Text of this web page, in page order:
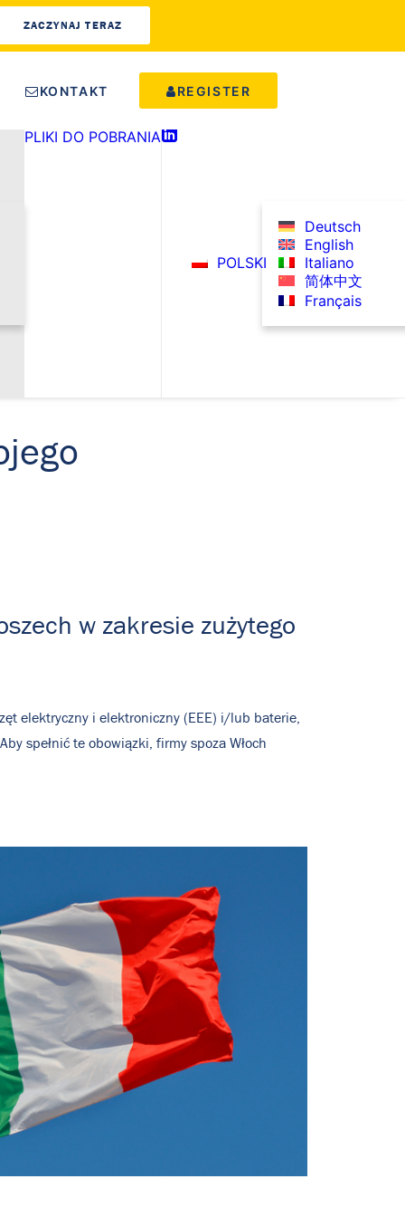
ZACZYNAJ TERAZ
KONTAKT REGISTER
PLIKI DO POBRANIA
POLSKI
Deutsch
English
Italiano
简体中文
Français
w zakresie zużytego
elektryczny i elektroniczny (EEE) i/lub baterie,
spełnić te obowiązki, firmy spoza Włoch